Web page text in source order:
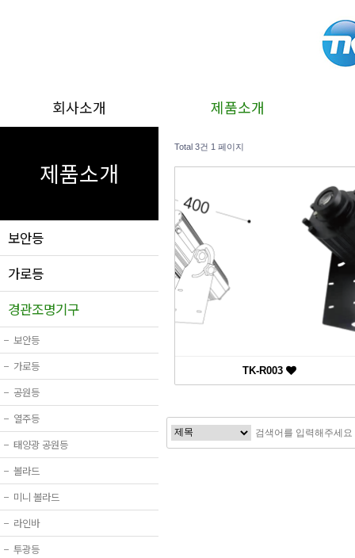
회사소개 제품소개
제품소개
보안등
가로등
경관조명기구
− 보안등
− 가로등
− 공원등
− 열주등
− 태양광 공원등
− 볼라드
− 미니 볼라드
− 라인바
− 투광등
Total 3건 1 페이지
TK-R003